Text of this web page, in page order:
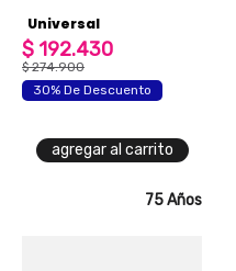
Universal
$ 192.430
$ 274.900
30% De Descuento
agregar al carrito
75 Años